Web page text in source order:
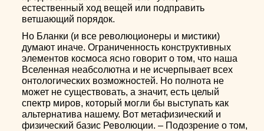
естественный ход вещей или подправить
ветшающий порядок.
Но Бланки (и все революционеры и мистики)
думают иначе. Ограниченность конструктивных
элементов космоса ясно говорит о том, что наша
Вселенная неабсолютна и не исчерпывает всех
онтологических возможностей. Но полнота не
может не существовать, а значит, есть целый
спектр миров, который могли бы выступать как
альтернатива нашему. Вот метафизический и
физический базис Революции. – Подозрение о том,